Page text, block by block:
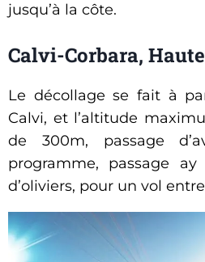
jusqu’à la côte.
Calvi-Corbara,
Le décollage se fait à
Calvi, et l’altitude
de 300m, passage
programme, passage
d’oliviers, pour un vol